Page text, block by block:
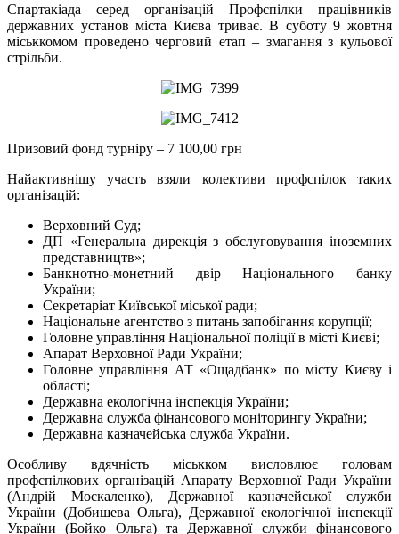
Спартакіада серед організацій Профспілки працівників
державних установ міста Києва триває. В суботу 9 жовтня
міськкомом проведено черговий етап – змагання з кульової
стрільби.
Призовий фонд турніру – 7 100,00 грн
Найактивнішу участь взяли колективи профспілок таких
організацій:
Верховний Суд;
ДП «Генеральна дирекція з обслуговування іноземних
представництв»;
Банкнотно-монетний двір Національного банку
України;
Секретаріат Київської міської ради;
Національне агентство з питань запобігання корупції;
Головне управління Національної поліції в місті Києві;
Апарат Верховної Ради України;
Головне управління АТ «Ощадбанк» по місту Києву і
області;
Державна екологічна інспекція України;
Державна служба фінансового моніторингу України;
Державна казначейська служба України.
Особливу вдячність міськком висловлює головам
профспілкових організацій Апарату Верховної Ради України
(Андрій Москаленко), Державної казначейської служби
України (Добишева Ольга), Державної екологічної інспекції
України (Бойко Ольга) та Державної служби фінансового